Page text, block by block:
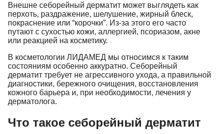
Внешне себорейный дерматит может выглядеть как
перхоть, раздражение, шелушение, жирный блеск,
покраснение или “корочки”. Из-за этого его часто
путают с сухостью кожи, аллергией, псориазом, акне
или реакцией на косметику.
В косметологии ЛИДАМЕД мы относимся к таким
состояниям особенно аккуратно. Себорейный
дерматит требует не агрессивного ухода, а правильной
диагностики, бережного очищения, восстановления
кожного барьера и, при необходимости, лечения у
дерматолога.
Что такое себорейный дерматит